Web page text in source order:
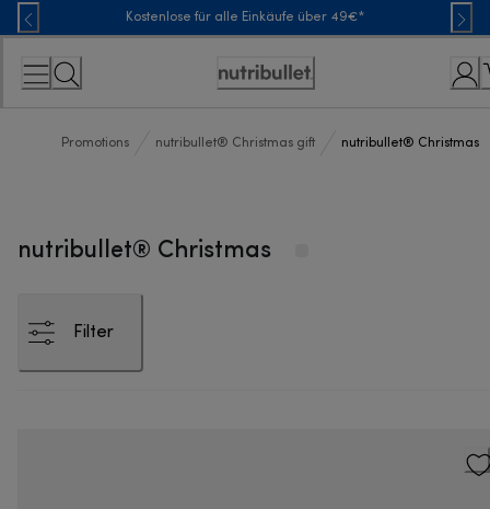
Skip
to
Content
Kostenlose für alle Einkäufe über 49€*
Erklärung
Zugänglichkeit
Promotions nutribullet® Christmas gift nutribullet® Christmas
nutribullet® Christmas
Filter